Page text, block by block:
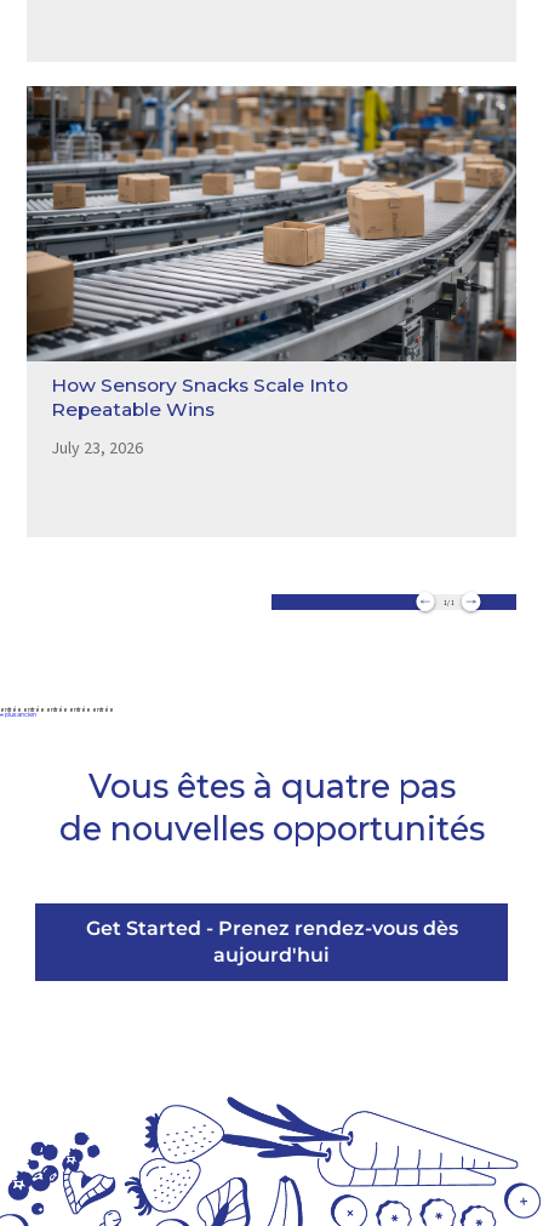
How Sensory Snacks Scale Into
Repeatable Wins
July 23, 2026
1 / 1
entrée entrée entrée entrée entrée
Navigation
des
←plus ancien
Vous êtes à quatre pas
de nouvelles opportunités
Get Started - Prenez rendez-vous dès
aujourd'hui